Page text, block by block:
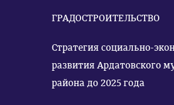
ГРАДОСТРОИТЕЛЬСТВО
Стратегия социально-
развития Ардатовского
района до 2025 года